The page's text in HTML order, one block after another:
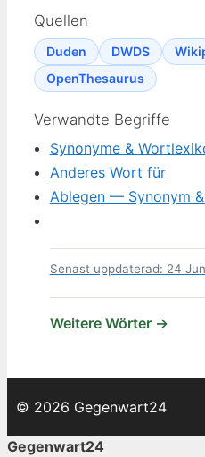
Quellen
Duden DWDS
OpenThesaurus
Verwandte Begriffe
Synonyme &
Anderes Wort für
Ablegen — Synonym
Senast uppdaterad: 24
Weitere Wörter →
© 2026 Gegenwart24
Gegenwart24